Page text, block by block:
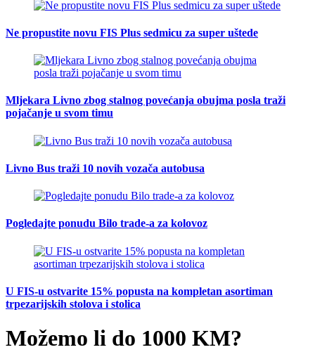
Ne propustite novu FIS Plus sedmicu za super uštede
Mljekara Livno zbog stalnog povećanja obujma posla traži
pojačanje u svom timu
Livno Bus traži 10 novih vozača autobusa
Pogledajte ponudu Bilo trade-a za kolovoz
U FIS-u ostvarite 15% popusta na kompletan asortiman
trpezarijskih stolova i stolica
Možemo li do 1000 KM?